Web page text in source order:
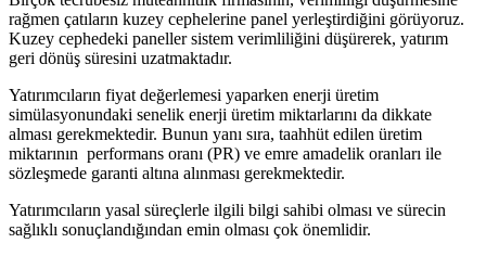
rağmen çatıların kuzey cephelerine panel yerleştirdiğini görüyoruz.
Kuzey cephedeki paneller sistem verimliliğini düşürerek, yatırım
geri dönüş süresini uzatmaktadır.
Yatırımcıların fiyat değerlemesi yaparken enerji üretim
simülasyonundaki senelik enerji üretim miktarlarını da dikkate
alması gerekmektedir. Bunun yanı sıra, taahhüt edilen üretim
miktarının performans oranı (PR) ve emre amadelik oranları ile
sözleşmede garanti altına alınması gerekmektedir.
Yatırımcıların yasal süreçlerle ilgili bilgi sahibi olması ve sürecin
sağlıklı sonuçlandığından emin olması çok önemlidir.